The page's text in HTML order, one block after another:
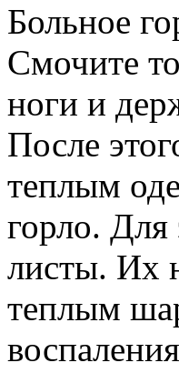
Больное
Смочите
ноги и
После
теплым
горло. Для
листы. Их
теплым